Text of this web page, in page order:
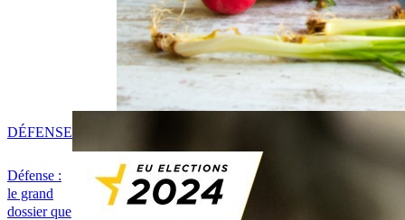
Défense :
le grand
dossier que
DÉFENSE